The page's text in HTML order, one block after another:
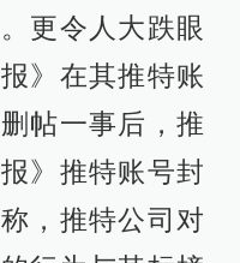
更令人大跌眼
》在其推特账
帖一事后，推
》推特账号封
，推特公司对